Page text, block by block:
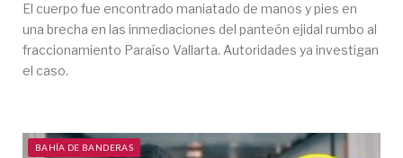
El cuerpo fue encontrado maniatado de manos y pies en
una brecha en las inmediaciones del panteón ejidal rumbo al
fraccionamiento Paraíso Vallarta. Autoridades ya investigan
el caso.
BAHÍA DE BANDERAS